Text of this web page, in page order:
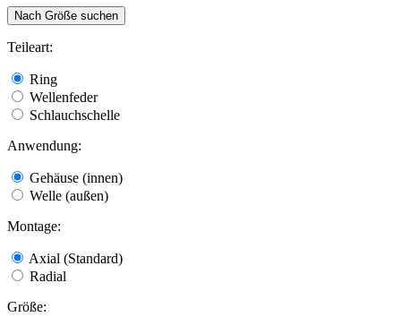
Nach Größe suchen
Teileart:
Ring
Wellenfeder
Schlauchschelle
Anwendung:
Gehäuse (innen)
Welle (außen)
Montage:
Axial (Standard)
Radial
Größe: